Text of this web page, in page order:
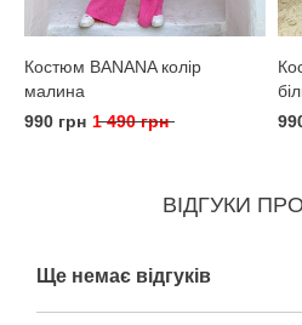
Костюм BANANA колір
малина
990 грн 1 490 грн
ВІДГУКИ
Ще немає відгуків